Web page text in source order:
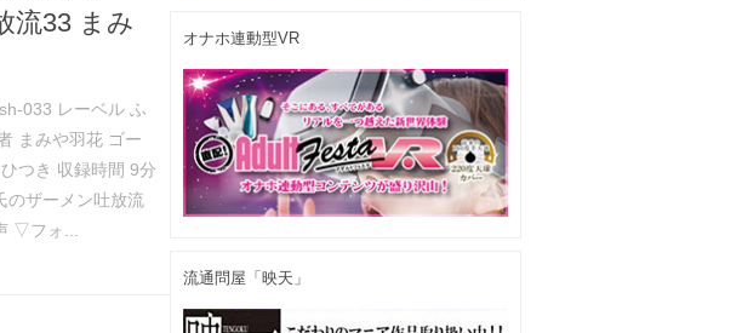
流33 まみ
033 レーベル ふ
まみや羽花 ゴー
つき 収録時間 9分
のザーメン吐放流
▽フォ...
オナホ連動型VR
流通問屋「映天」